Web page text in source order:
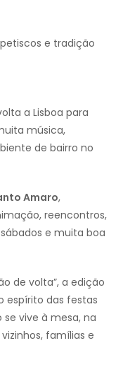
e tradição
a Lisboa para
música,
de bairro no
Amaro,
reencontros,
e muita boa
de volta”, a edição
espírito das festas
vive à mesa, na
famílias e